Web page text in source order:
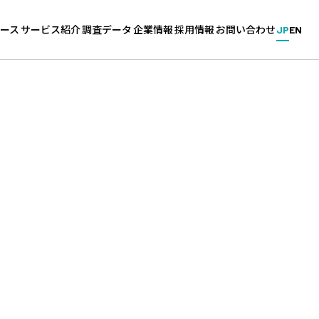
スサービス紹介調査データ企業情報採用情報 お問い合わせJPEN